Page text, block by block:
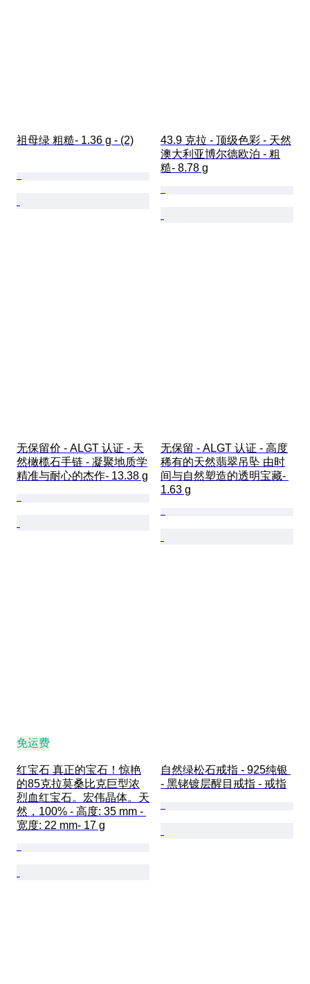
祖母绿 粗糙- 1.36 g - (2)
43.9 克拉 - 顶级色彩 - 天然
澳大利亚博尔德欧泊 - 粗
糙- 8.78 g
无保留价 - ALGT 认证 - 天
然橄榄石手链 - 凝聚地质学
精准与耐心的杰作- 13.38 g
无保留 - ALGT 认证 - 高度
稀有的天然翡翠吊坠 由时
间与自然塑造的透明宝藏-
1.63 g
免运费
红宝石 真正的宝石！惊艳
的85克拉莫桑比克巨型浓
烈血红宝石。宏伟晶体。天
然，100% - 高度: 35 mm -
宽度: 22 mm- 17 g
自然绿松石戒指 - 925纯银
- 黑铑镀层醒目戒指 - 戒指